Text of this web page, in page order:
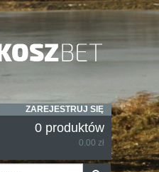
ZAREJESTRUJ SIĘ
0 produktów
0.00 zł